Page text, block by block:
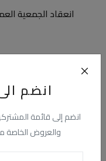
انضم
انضم إلى قائمة
والعروض الخاصة
انعقاد الجمعية
المنتخب المصري
ما هو رد فعلك؟